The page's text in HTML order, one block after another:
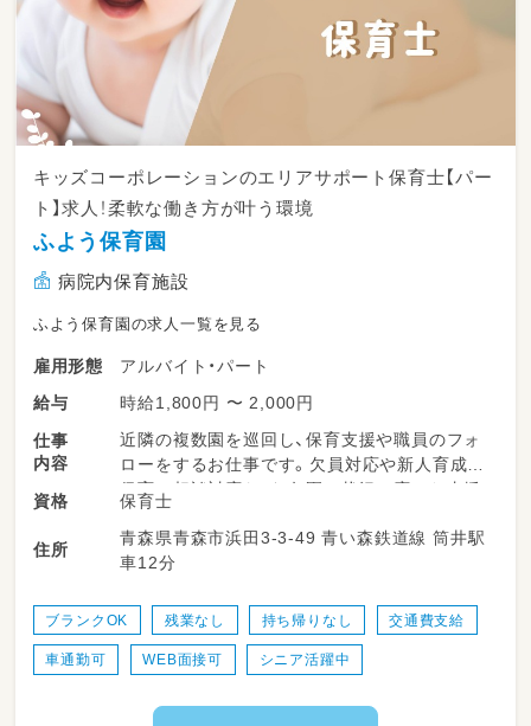
キッズコーポレーションのエリアサポート保育士【パー
ト】求人！柔軟な働き方が叶う環境
ふよう保育園
病院内保育施設
ふよう保育園の求人一覧を見る
雇用形態
アルバイト・パート
給与
時給1,800円 〜 2,000円
仕事
内容
近隣の複数園を巡回し、保育支援や職員のフォ
ローをするお仕事です。欠員対応や新人育成、
保育の相談対応など、各園の状況に応じた支援
を実施します。週に数日程度の勤務で、ご自身
のペースに合わせた働き方が可能です。保育士
スキルを活かせるのはもちろん、ブランクのあ
す。
＜担当する園＞
〒0300-843
資格 保育士
住所
青森県青森市浜田3-3-49 青い森鉄道線 筒井駅
車12分
ブランクOK 残業なし 持ち帰りなし 交通費支給
車通勤可 WEB面接可 シニア活躍中